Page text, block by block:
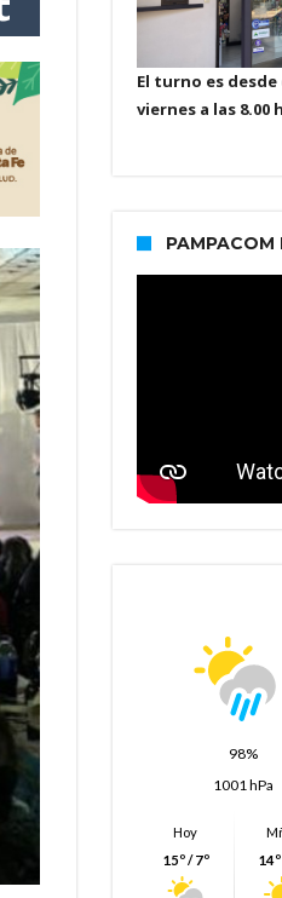
El turno es desde
viernes a las 8.00
PAMPACOM
98%
1001 hPa
Hoy
15º / 7º